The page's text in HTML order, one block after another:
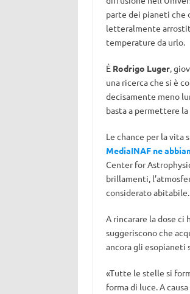
parte dei pianeti
letteralmente
temperature da urlo.
È Rodrigo Luger,
una ricerca che si è
decisamente meno
basta a permettere
Le chance per la vita
MediaINAF ne
Center for
brillamenti,
considerato abitabile.
A rincarare la dose ci
suggeriscono che
ancora gli esopianeti
«Tutte le stelle si
forma di luce. A